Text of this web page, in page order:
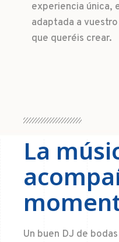
experiencia única,
adaptada a
que queréis crear.
La
Un buen DJ de